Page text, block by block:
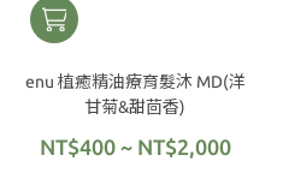
enu 植癒精油療育髮沐 MD(洋
甘菊&甜茴香)
NT$400 ~ NT$2,000